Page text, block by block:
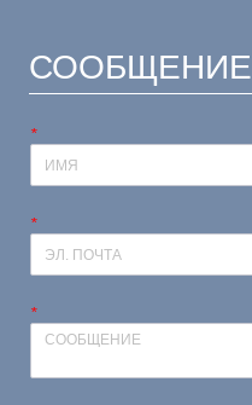
СООБЩЕНИЕ
*
*
*